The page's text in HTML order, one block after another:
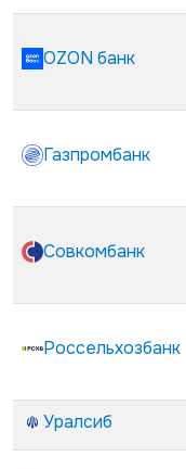
OZON банк
Газпромбанк
Совкомбанк
Россельхозбанк
Уралсиб